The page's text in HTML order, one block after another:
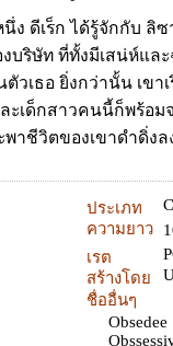
ง ดีเร็ก ได้รู้จักกับ ลิซ
บริษัท ที่ทั้งมีเสน่ห์แล
ตัวเธอ ยิ่งกว่านั้น เข
ะเด็กสาวคนนี้ก็พร้อม
พาชีวิตของเขาดำดิ่ง
ประเภท
ความยาว
เรต
สร้างโดย
ชื่ออื่นๆ
Obsedee